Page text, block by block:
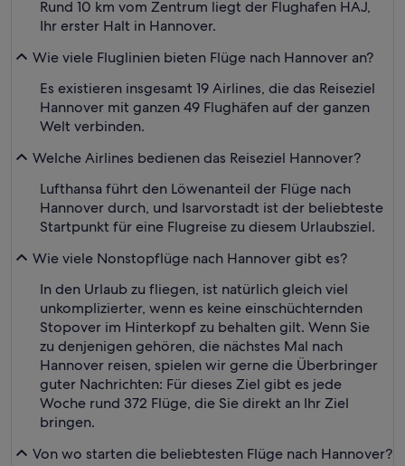
Rund 10 km vom Zentrum liegt der Flughafen HAJ,
Ihr erster Halt in Hannover.
Wie viele Fluglinien bieten Flüge nach Hannover an?
Es existieren insgesamt 19 Airlines, die das Reiseziel
Hannover mit ganzen 49 Flughäfen auf der ganzen
Welt verbinden.
Welche Airlines bedienen das Reiseziel Hannover?
Lufthansa führt den Löwenanteil der Flüge nach
Hannover durch, und Isarvorstadt ist der beliebteste
Startpunkt für eine Flugreise zu diesem Urlaubsziel.
Wie viele Nonstopflüge nach Hannover gibt es?
In den Urlaub zu fliegen, ist natürlich gleich viel
unkomplizierter, wenn es keine einschüchternden
Stopover im Hinterkopf zu behalten gilt. Wenn Sie
zu denjenigen gehören, die nächstes Mal nach
Hannover reisen, spielen wir gerne die Überbringer
guter Nachrichten: Für dieses Ziel gibt es jede
Woche rund 372 Flüge, die Sie direkt an Ihr Ziel
bringen.
Von wo starten die beliebtesten Flüge nach Hannover?